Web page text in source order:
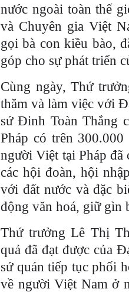
nước ngoài toàn thế
và Chuyên gia Việt
gọi bà con kiều bào,
góp cho sự phát triển
Cùng ngày, Thứ
thăm và làm việc với
sứ Đinh Toàn Thắng
Pháp có trên
người Việt tại Pháp
các hội đoàn, hội
với đất nước và đặc
động văn hoá, giữ gìn
Thứ trưởng Lê Thị
quả đã đạt được của
sứ quán tiếp tục phối
về người Việt Nam ở